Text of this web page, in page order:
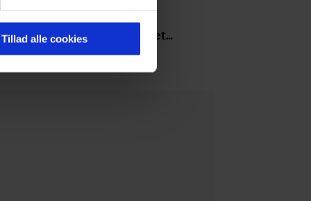
i forbindelse med
læse mere om vores
i både
Tillad alle cookies
KULTUR
Afgående Smukfest-
grundlægger har kæmpet
svært bare at være